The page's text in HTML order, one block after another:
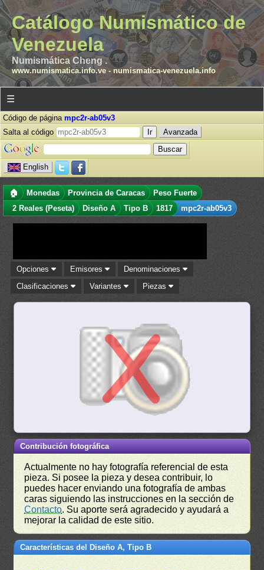
Catálogo Numismático de
Venezuela
Numismática Cheng .
www.numismatica.info.ve- numismatica-venezuela.info
☰
Código de página mpc2r-ab05v3
Salta al código
Avanzada
English
🏠 Monedas Provincia de Caracas
Peso Fuerte
2 Reales (Peseta)
Diseño A Tipo B 1817 mpc2r-ab05v3
Opciones Emisores
Denominaciones
Clasificaciones
Variantes Piezas
Contribución fotográfica
Actualmente no hay fotografía referencial de esta
pieza. Si posee la pieza y desea contribuir, lo
puedes hacer enviando una fotografía de ambas
caras siguiendo las instrucciones en la sección de
Contacto. Su aporte será agradecido y ayudará a
mejorar la calidad de este sitio.
Características del Diseño A, Tipo B